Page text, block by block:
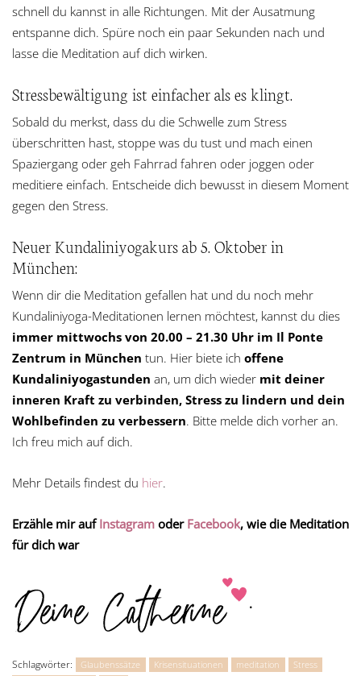
schnell du kannst in alle Richtungen. Mit der Ausatmung
entspanne dich. Spüre noch ein paar Sekunden nach und
lasse die Meditation auf dich wirken.
Stressbewältigung ist einfacher als es klingt.
Sobald du merkst, dass du die Schwelle zum Stress
überschritten hast, stoppe was du tust und mach einen
Spaziergang oder geh Fahrrad fahren oder joggen oder
meditiere einfach. Entscheide dich bewusst in diesem Moment
gegen den Stress.
Neuer Kundaliniyogakurs ab 5. Oktober in
München:
Wenn dir die Meditation gefallen hat und du noch mehr
Kundaliniyoga-Meditationen lernen möchtest, kannst du dies
immer mittwochs von 20.00 – 21.30 Uhr im Il Ponte
Zentrum in München tun. Hier biete ich offene
Kundaliniyogastunden an, um dich wieder mit deiner
inneren Kraft zu verbinden, Stress zu lindern und dein
Wohlbefinden zu verbessern. Bitte melde dich vorher an.
Ich freu mich auf dich.
Mehr Details findest du hier.
Erzähle mir aufInstagram oder Facebook, wie die Meditation
für dich war
.
Schlagwörter: Glaubenssätze Krisensituationen meditation
Stress